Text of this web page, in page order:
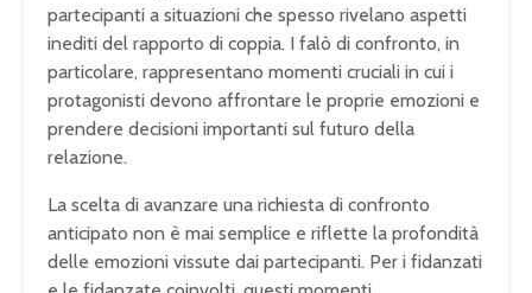
partecipanti a situazioni che spesso rivelano aspetti
inediti del rapporto di coppia. I falò di confronto, in
particolare, rappresentano momenti cruciali in cui i
protagonisti devono affrontare le proprie emozioni e
prendere decisioni importanti sul futuro della
relazione.
La scelta di avanzare una richiesta di confronto
anticipato non è mai semplice e riflette la profondità
delle emozioni vissute dai partecipanti. Per i fidanzati